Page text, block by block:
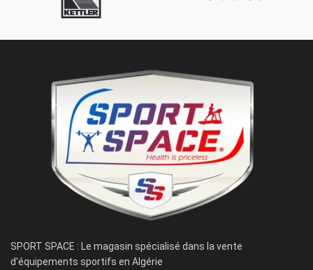
SPORT SPACE : Le magasin spécialisé dans la vente
d'équipements sportifs en Algérie